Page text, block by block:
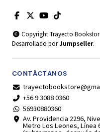
Copyright Trayecto
Desarrollado porJumpseller.
CONTÁCTANOS
+56 9 3088 0360
56930880360
Av. Providencia 2296,
Metro Los Leones, Línea